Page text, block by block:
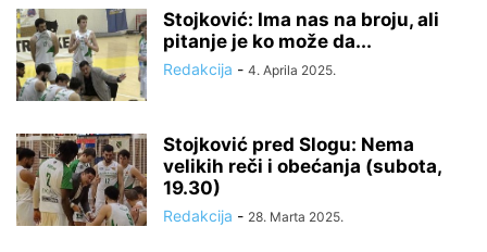
Stojković: Ima nas na broju, ali
pitanje je ko može da...
Redakcija - 4. Aprila 2025.
Stojković pred Slogu: Nema
velikih reči i obećanja (subota,
19.30)
Redakcija - 28. Marta 2025.